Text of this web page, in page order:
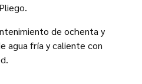
de ochenta y
agua fría y caliente con